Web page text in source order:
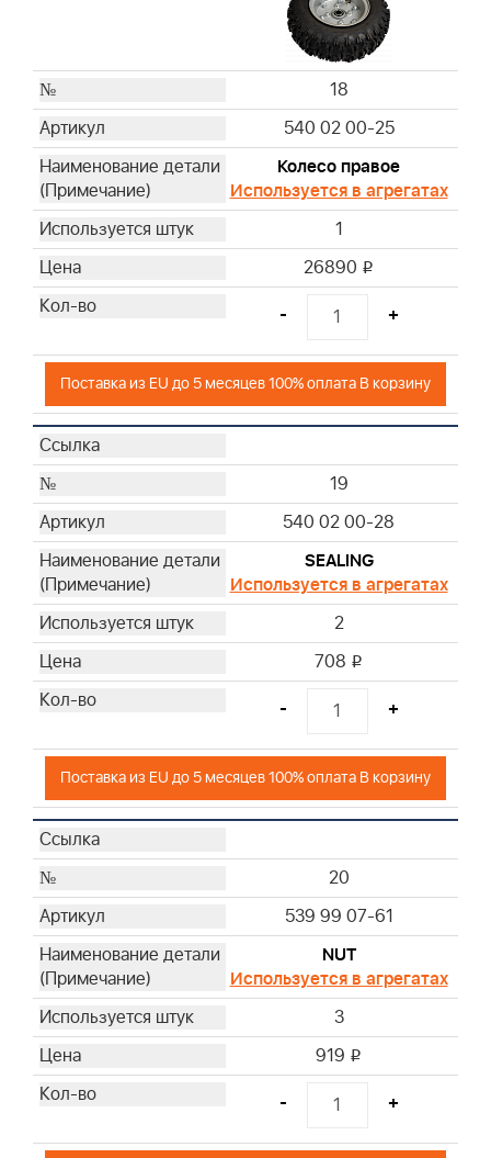
18
540 02 00-25
Колесо правое
Используется в агрегатах
1
26890 i
- +
Поставка из EU до 5 месяцев 100% оплата В корзину
19
540 02 00-28
SEALING
Используется в агрегатах
2
708 i
- +
Поставка из EU до 5 месяцев 100% оплата В корзину
20
539 99 07-61
NUT
Используется в агрегатах
3
919 i
- +